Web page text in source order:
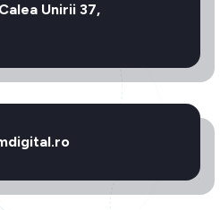
Unirii 37,